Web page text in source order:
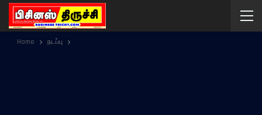
Home நடப்பு